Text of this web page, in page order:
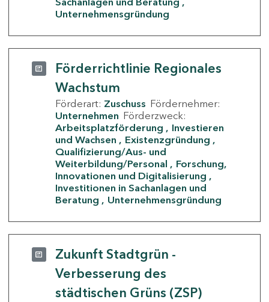
Unternehmensgründung
Förderrichtlinie Regionales
Wachstum
Förderart: Zuschuss Fördernehmer:
Unternehmen Förderzweck:
Arbeitsplatzförderung
Investieren
und Wachsen
Existenzgründung
Qualifizierung/Aus- und
Weiterbildung/Personal
Forschung,
Innovationen und Digitalisierung
Investitionen in Sachanlagen und
Beratung
Unternehmensgründung
Zukunft Stadtgrün -
Verbesserung des
städtischen Grüns (ZSP)